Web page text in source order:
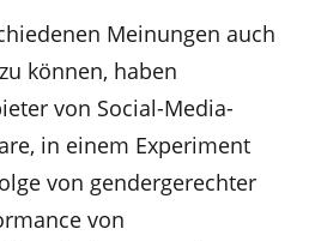
Meinungen auch
können, haben
von Social-Media-
in einem Experiment
von gendergerechter
von